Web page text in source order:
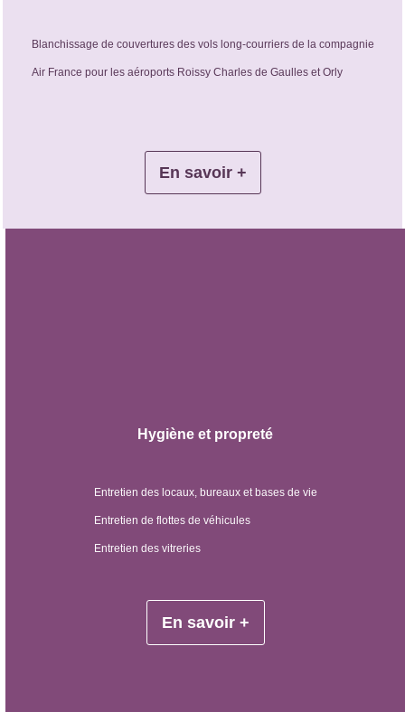
Blanchissage de couvertures des vols long-courriers de la compagnie
Air France pour les aéroports Roissy Charles de Gaulles et Orly
En savoir +
Hygiène et propreté
Entretien des locaux, bureaux et bases de vie
Entretien de flottes de véhicules
Entretien des vitreries
En savoir +